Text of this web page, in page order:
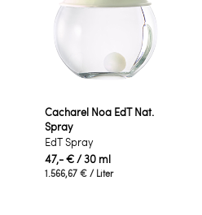
Cacharel Noa EdT Nat.
Spray
EdT Spray
47,- € / 30 ml
1.566,67 € / Liter